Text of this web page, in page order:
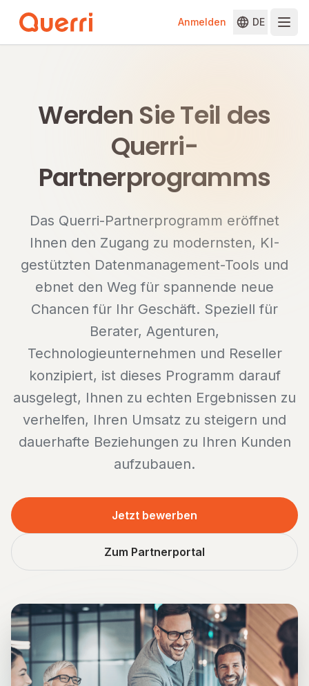
Anmelden DE
Werden Sie Teil des
Querri-
Partnerprogramms
Das Querri-Partnerprogramm eröffnet
Ihnen den Zugang zu modernsten, KI-
gestützten Datenmanagement-Tools und
ebnet den Weg für spannende neue
Chancen für Ihr Geschäft. Speziell für
Berater, Agenturen,
Technologieunternehmen und Reseller
konzipiert, ist dieses Programm darauf
ausgelegt, Ihnen zu echten Ergebnissen zu
verhelfen, Ihren Umsatz zu steigern und
dauerhafte Beziehungen zu Ihren Kunden
aufzubauen.
Jetzt bewerben
Zum Partnerportal